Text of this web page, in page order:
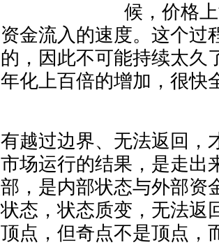
候，价格
金流入的速度。这个过
，因此不可能持续太久
化上百倍的增加，很快
过边界、无法返回，
场运行的结果，是走出
，是内部状态与外部资
态，状态质变，无法返
点，但奇点不是顶点，